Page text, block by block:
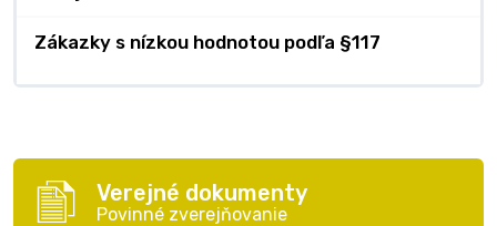
Zákazky s nízkou hodnotou podľa §117
Verejné dokumenty
Povinné zverejňovanie